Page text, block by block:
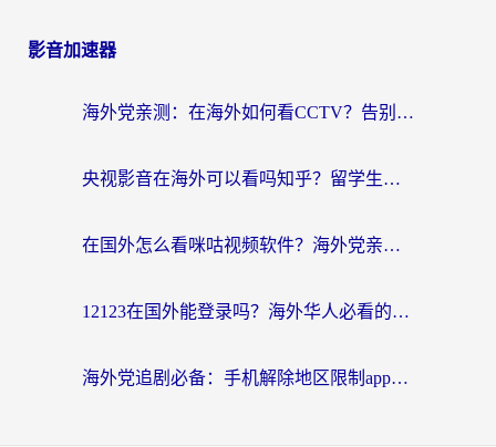
影音加速器
海外党亲测：在海外如何看CCTV？告别“仅限大陆播放”的实用指南
央视影音在海外可以看吗知乎？留学生亲测：3步解决地域限制+追剧自由
在国外怎么看咪咕视频软件？海外党亲测有效的回国加速方案
12123在国外能登录吗？海外华人必看的回国加速实用指南
海外党追剧必备：手机解除地区限制app怎么选？解决央视视频&国内剧地区限制全指南